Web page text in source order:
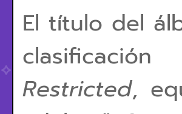
El título del
clasificación
Restricted,